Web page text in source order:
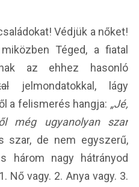
Védjük a nőket!
Téged, a fiatal
az ehhez hasonló
jelmondatokkal, lágy
a felismerés hangja: „Jé,
még ugyanolyan szar
de nem egyszerű,
három nagy hátrányod
Nő vagy. 2. Anya vagy. 3.